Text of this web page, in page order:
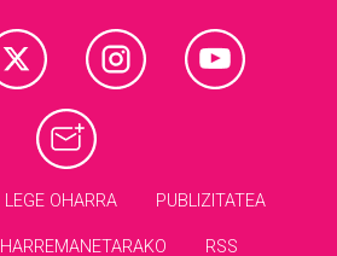
LEGE OHARRA PUBLIZITATEA
HARREMANETARAKO RSS